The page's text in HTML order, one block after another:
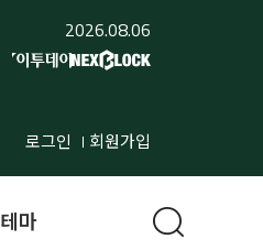
2026.08.06
로그인 회원가입
테마